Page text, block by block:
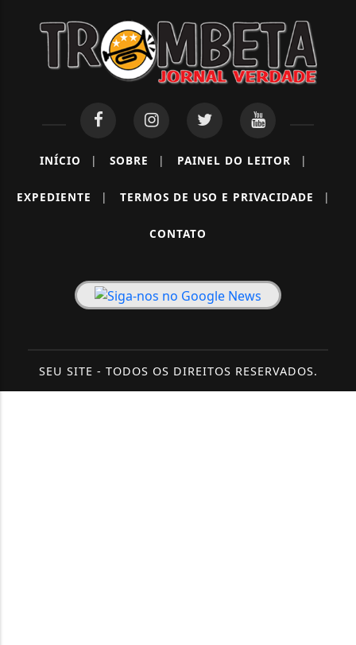
INÍCIO | SOBRE | PAINEL DO LEITOR |
EXPEDIENTE | TERMOS DE USO E PRIVACIDADE |
CONTATO
SEU SITE - TODOS OS DIREITOS RESERVADOS.